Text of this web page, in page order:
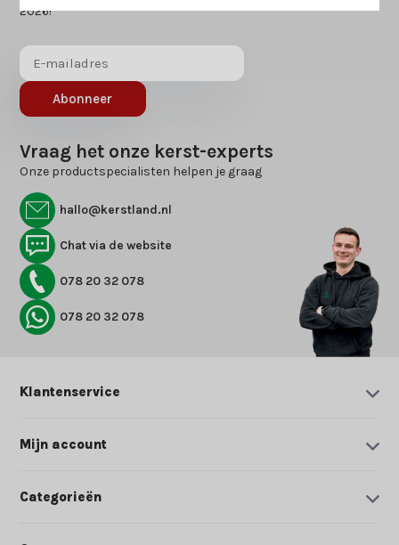
2026!
Abonneer
Vraag het onze kerst-experts
Onze productspecialisten helpen je graag
hallo@kerstland.nl
Chat via de website
078 20 32 078
078 20 32 078
Klantenservice
Mijn account
Categorieën